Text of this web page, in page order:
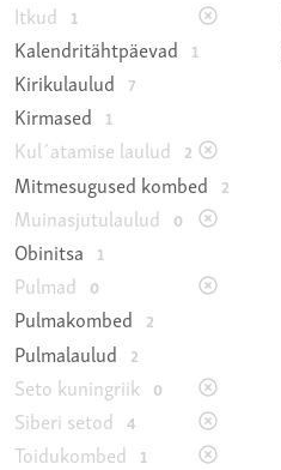
Itkud 1
Kalendritähtpäevad 1
Kirikulaulud 7
Kirmased 1
Kul´atamise laulud 2
Mitmesugused kombed 2
Muinasjutulaulud 0
Obinitsa 1
Pulmad 0
Pulmakombed 2
Pulmalaulud 2
Seto kuningriik 0
Siberi setod 4
Toidukombed 1